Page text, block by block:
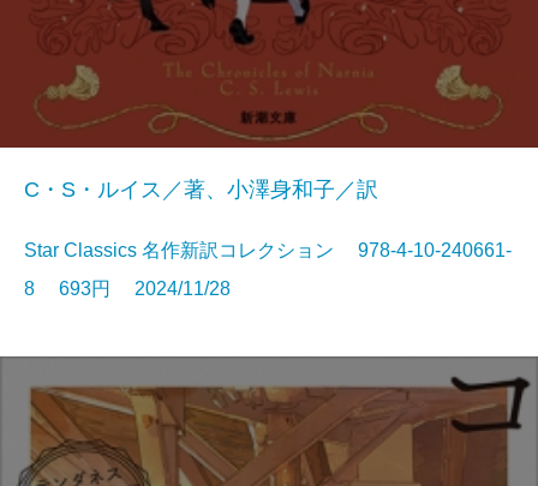
C・S・ルイス／著、小澤身和子／訳
Star Classics 名作新訳コレクション 978-4-10-240661-
8 693円 2024/11/28